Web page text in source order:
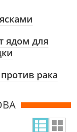
ядом для
рака